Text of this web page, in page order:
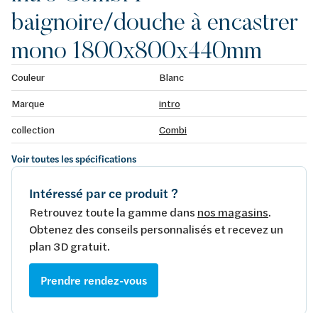
baignoire/douche à encastrer
mono 1800x800x440mm
Couleur
Blanc
Marque
intro
collection
Combi
Voir toutes les spécifications
Intéressé par ce produit ?
Retrouvez toute la gamme dans nos magasins.
Obtenez des conseils personnalisés et recevez un
plan 3D gratuit.
Prendre rendez-vous